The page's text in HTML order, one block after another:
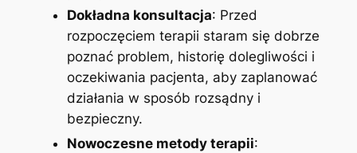
Dokładna konsultacja: Przed
rozpoczęciem terapii staram się dobrze
poznać problem, historię dolegliwości i
oczekiwania pacjenta, aby zaplanować
działania w sposób rozsądny i
bezpieczny.
Nowoczesne metody terapii: